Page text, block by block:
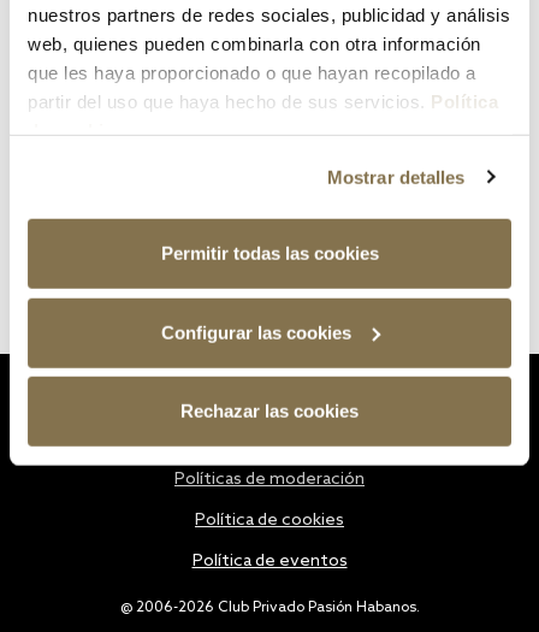
nuestros partners de redes sociales, publicidad y análisis
web, quienes pueden combinarla con otra información
que les haya proporcionado o que hayan recopilado a
partir del uso que haya hecho de sus servicios. Política
Mostrar detalles
Permitir todas las cookies
Configurar las cookies
Rechazar las cookies
¿Has olvidado tu contraseña?
@ 2006-2026 Club Privado Pasión Habanos.
Políticas de moderación
Política de cookies
Política de eventos